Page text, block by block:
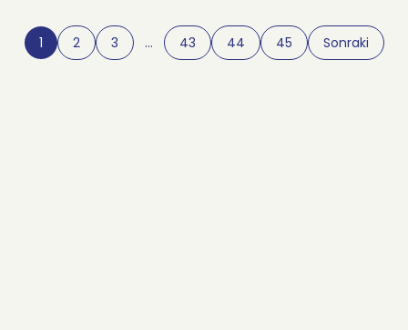
1 2 3 … 43 44 45 Sonraki